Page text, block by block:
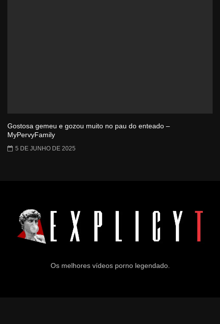
Gostosa gemeu e gozou muito no pau do enteado –
MyPervyFamily
5 DE JUNHO DE 2025
Os melhores vídeos porno legendado.